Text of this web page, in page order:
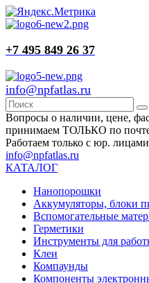
+7 495 849 26 37
info@npfatlas.ru
Вопросы о наличии, цене,
принимаем ТОЛЬКО по
Работаем только с юр.
info@npfatlas.ru
КАТАЛОГ
Нанопорошки
Аккумуляторы, блоки
Вспомогательные
Герметики
Инструменты для
Клеи
Компаунды
Компоненты